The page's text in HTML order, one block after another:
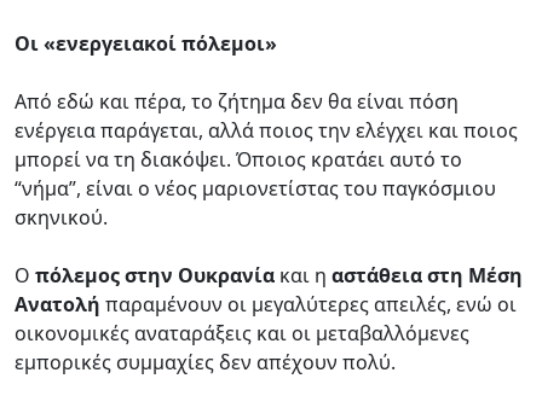
Οι «ενεργειακοί πόλεμοι»
Από εδώ και πέρα, το ζήτημα δεν θα είναι πόση
ενέργεια παράγεται, αλλά ποιος την ελέγχει και ποιος
μπορεί να τη διακόψει. Όποιος κρατάει αυτό το
“νήμα”, είναι ο νέος μαριονετίστας του παγκόσμιου
σκηνικού.
Ο πόλεμος στην Ουκρανία και η αστάθεια στη Μέση
Ανατολή παραμένουν οι μεγαλύτερες απειλές, ενώ οι
οικονομικές αναταράξεις και οι μεταβαλλόμενες
εμπορικές συμμαχίες δεν απέχουν πολύ.